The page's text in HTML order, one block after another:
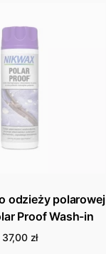
odzieży polarowej
Proof Wash-in
37,00 zł